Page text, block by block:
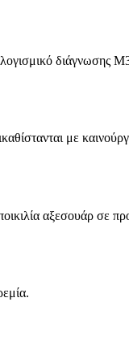
διάγνωσης
με
αξεσουάρ σε